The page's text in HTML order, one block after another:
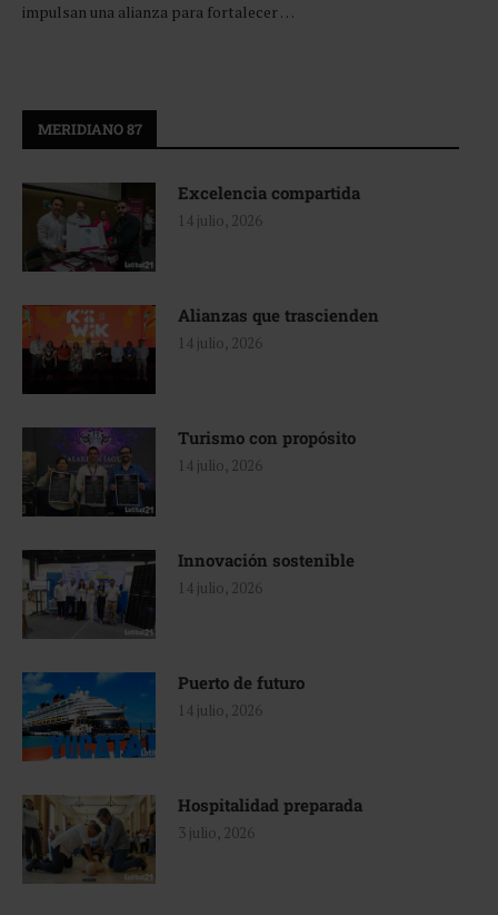
impulsan una alianza para fortalecer …
MERIDIANO 87
Excelencia compartida
14 julio, 2026
Alianzas que trascienden
14 julio, 2026
Turismo con propósito
14 julio, 2026
Innovación sostenible
14 julio, 2026
Puerto de futuro
14 julio, 2026
Hospitalidad preparada
3 julio, 2026